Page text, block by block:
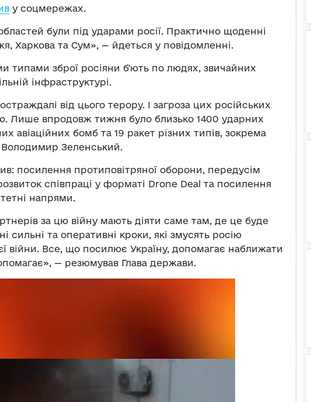
у соцмережах.
були під ударами росії. Практично щоденні
Харкова та Сум», — йдеться у повідомленні.
типами зброї росіяни бʼють по людях, звичайних
інфраструктурі.
від цього терору. І загроза цих російських
Лише впродовж тижня було близько 1400 ударних
авіаційних бомб та 19 ракет різних типів, зокрема
Володимир Зеленський.
посилення протиповітряної оборони, передусім
співпраці у форматі Drone Deal та посилення
напрями.
за цю війну мають діяти саме там, де це буде
сильні та оперативні кроки, які змусять росію
війни. Все, що посилює Україну, допомагає наближати
— резюмував Глава держави.